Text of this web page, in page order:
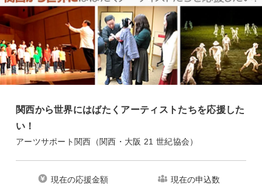
関西から世界にはばたくアーティストたちを応援した
い！
アーツサポート関西（関西・大阪 21 世紀協会）
現在の応援金額 現在の申込数